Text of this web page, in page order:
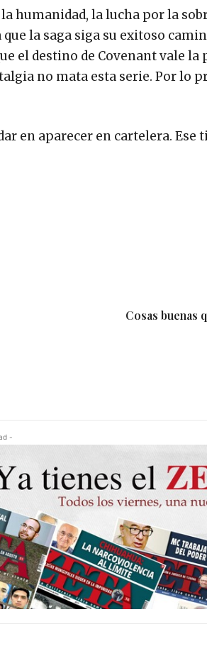
humanidad, la lucha por la
la saga siga su exitoso
el destino de Covenant vale la
no mata esta serie. Por lo
en aparecer en cartelera. Ese
Cosas buenas
-